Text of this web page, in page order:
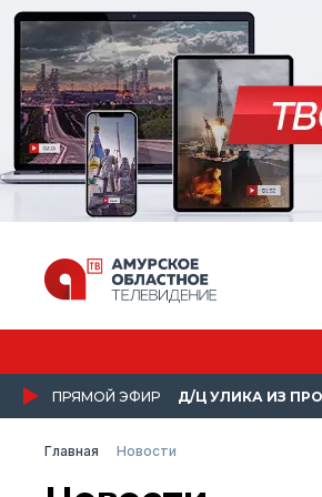
ПРЯМОЙ ЭФИР Д/Ц УЛИКА ИЗ
Главная Новости